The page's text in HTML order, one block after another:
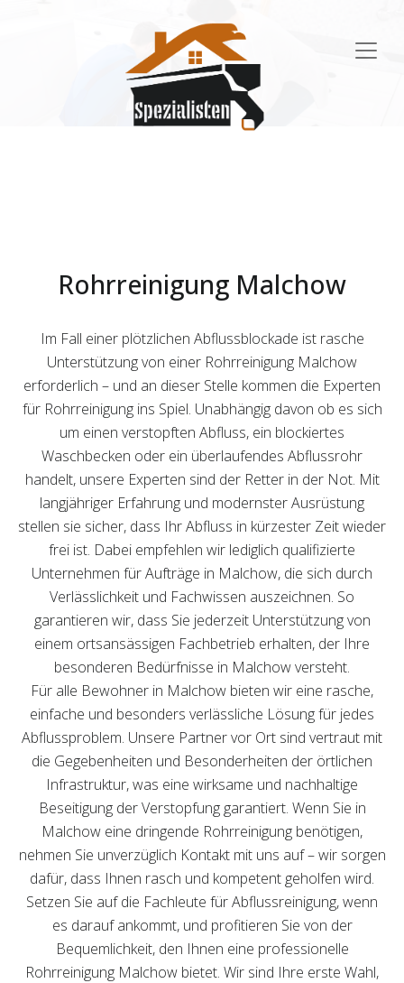
Rohrreinigung Malchow
Im Fall einer plötzlichen Abflussblockade ist rasche
Unterstützung von einer Rohrreinigung Malchow
erforderlich – und an dieser Stelle kommen die Experten
für Rohrreinigung ins Spiel. Unabhängig davon ob es sich
um einen verstopften Abfluss, ein blockiertes
Waschbecken oder ein überlaufendes Abflussrohr
handelt, unsere Experten sind der Retter in der Not. Mit
langjähriger Erfahrung und modernster Ausrüstung
stellen sie sicher, dass Ihr Abfluss in kürzester Zeit wieder
frei ist. Dabei empfehlen wir lediglich qualifizierte
Unternehmen für Aufträge in Malchow, die sich durch
Verlässlichkeit und Fachwissen auszeichnen. So
garantieren wir, dass Sie jederzeit Unterstützung von
einem ortsansässigen Fachbetrieb erhalten, der Ihre
besonderen Bedürfnisse in Malchow versteht.
Für alle Bewohner in Malchow bieten wir eine rasche,
einfache und besonders verlässliche Lösung für jedes
Abflussproblem. Unsere Partner vor Ort sind vertraut mit
die Gegebenheiten und Besonderheiten der örtlichen
Infrastruktur, was eine wirksame und nachhaltige
Beseitigung der Verstopfung garantiert. Wenn Sie in
Malchow eine dringende Rohrreinigung benötigen,
nehmen Sie unverzüglich Kontakt mit uns auf – wir sorgen
dafür, dass Ihnen rasch und kompetent geholfen wird.
Setzen Sie auf die Fachleute für Abflussreinigung, wenn
es darauf ankommt, und profitieren Sie von der
Bequemlichkeit, den Ihnen eine professionelle
Rohrreinigung Malchow bietet. Wir sind Ihre erste Wahl,